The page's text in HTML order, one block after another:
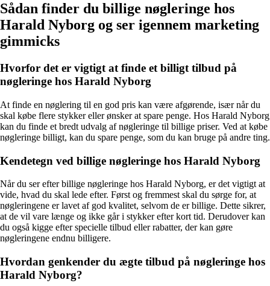
Sådan finder du billige nøgleringe hos
Harald Nyborg og ser igennem marketing
gimmicks
Hvorfor det er vigtigt at finde et billigt tilbud på
nøgleringe hos Harald Nyborg
At finde en nøglering til en god pris kan være afgørende, især når du
skal købe flere stykker eller ønsker at spare penge. Hos Harald Nyborg
kan du finde et bredt udvalg af nøgleringe til billige priser. Ved at købe
nøgleringe billigt, kan du spare penge, som du kan bruge på andre ting.
Kendetegn ved billige nøgleringe hos Harald Nyborg
Når du ser efter billige nøgleringe hos Harald Nyborg, er det vigtigt at
vide, hvad du skal lede efter. Først og fremmest skal du sørge for, at
nøgleringene er lavet af god kvalitet, selvom de er billige. Dette sikrer,
at de vil vare længe og ikke går i stykker efter kort tid. Derudover kan
du også kigge efter specielle tilbud eller rabatter, der kan gøre
nøgleringene endnu billigere.
Hvordan genkender du ægte tilbud på nøgleringe hos
Harald Nyborg?